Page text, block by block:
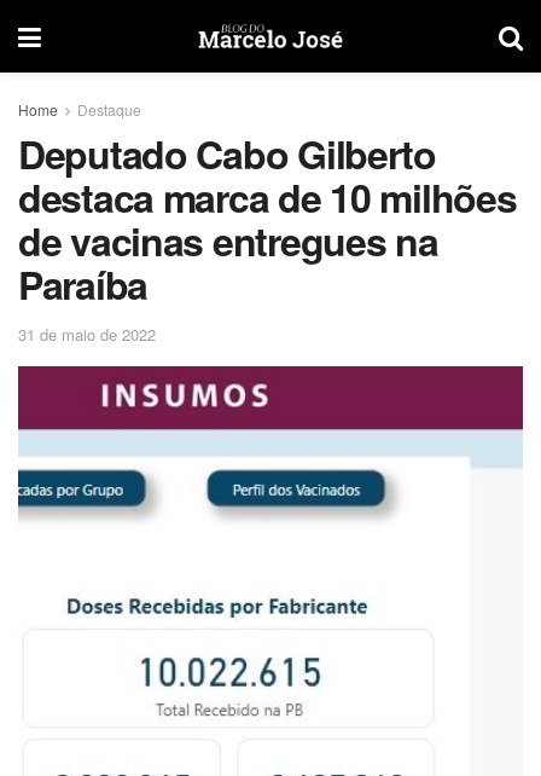
Home Destaque
Deputado Cabo Gilberto
destaca marca de 10 milhões
de vacinas entregues na
Paraíba
31 de maio de 2022